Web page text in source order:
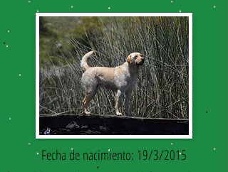
Fecha de nacimiento: 19/3/2015